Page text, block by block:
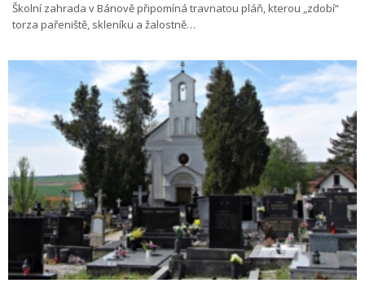
Školní zahrada v Bánově připomíná travnatou pláň, kterou „zdobí“
torza pařeniště, skleníku a žalostně…